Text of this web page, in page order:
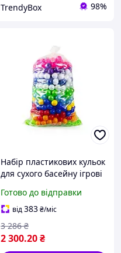
TrendyBox 98%
Набір пластикових кульок
для сухого басейну ігрові
майданчика мʼячики для
ігор 250 штук
Готово до відправки
від383₴/міс
2 300.20₴
3 286 ₴